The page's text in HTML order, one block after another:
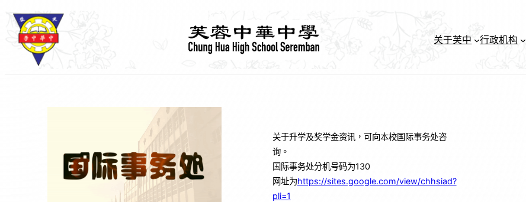
跳
关于芙中 行政机构
关于升学及奖学金资讯，可向本校国际事务处咨
询。
国际事务处分机号码为130
网址为https://sites.google.com/view/chhsiad?
pli=1